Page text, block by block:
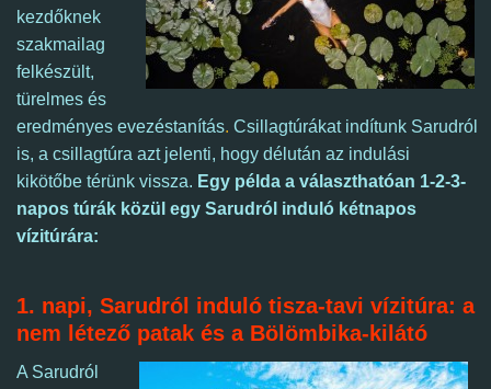
kezdőknek
szakmailag
felkészült,
türelmes és
eredményes evezéstanítás. Csillagtúrákat indítunk Sarudról
is, a csillagtúra azt jelenti, hogy délután az indulási
kikötőbe térünk vissza. Egy példa a választhatóan 1-2-3-
napos túrák közül egy Sarudról induló kétnapos
vízitúrára:
1. napi, Sarudról induló tisza-tavi vízitúra: a
nem létező patak és a Bölömbika-kilátó
A Sarudról